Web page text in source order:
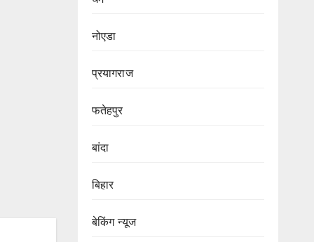
नोएडा
प्रयागराज
फतेहपुर
बांदा
बिहार
बेकिंग न्यूज